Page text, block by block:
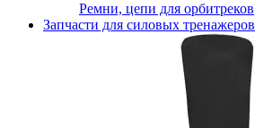
Ремни, цепи для орбитреков
Запчасти для силовых тренажеров